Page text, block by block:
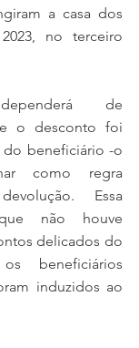
a casa dos
no terceiro
de
o desconto foi
do beneficiário -o
como regra
Essa
não houve
delicados do
beneficiários
induzidos ao